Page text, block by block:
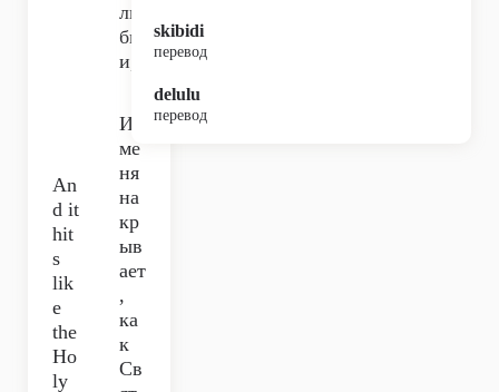
лю
бв
и,
An
d it
hit
s
lik
e
the
Ho
ly
И
ме
ня
на
кр
ыв
ает
,
ка
к
Св
skibidi
перевод
delulu
перевод